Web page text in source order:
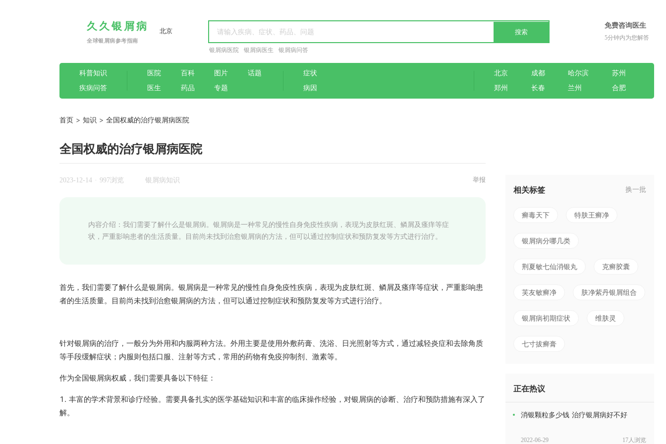
久久银屑病
全球银屑病参考指南
北京 搜索
银屑病医院 银屑病医生 银屑病问答
免费咨询医生
5分钟内为您解答
科普知识
疾病问答
医院
医生
百科
药品
图片
专题
话题
症状
病因
北京
郑州
成都
长春
哈尔滨
兰州
苏州
合肥
首页 > 知识 > 全国权威的治疗银屑病医院
全国权威的治疗银屑病医院
2023-12-14 · 997浏览 银屑病知识 举报
内容介绍： 我们需要了解什么是银屑病。银屑病是一种常见的慢性自身免疫性疾病，表现为皮肤红斑、鳞屑及瘙痒等症
状，严重影响患者的生活质量。目前尚未找到治愈银屑病的方法，但可以通过控制症状和预防复发等方式进行治疗。
首先，我们需要了解什么是银屑病。银屑病是一种常见的慢性自身免疫性疾病，表现为皮肤红斑、鳞屑及瘙痒等症状，严重影响患
者的生活质量。目前尚未找到治愈银屑病的方法，但可以通过控制症状和预防复发等方式进行治疗。
针对银屑病的治疗，一般分为外用和内服两种方法。外用主要是使用外敷药膏、洗浴、日光照射等方式，通过减轻炎症和去除角质
等手段缓解症状；内服则包括口服、注射等方式，常用的药物有免疫抑制剂、激素等。
作为全国银屑病权威，我们需要具备以下特征：
1. 丰富的学术背景和诊疗经验。需要具备扎实的医学基础知识和丰富的临床操作经验，对银屑病的诊断、治疗和预防措施有深入了
解。
相关标签 换一批
癣毒天下 特肤王癣净
银屑病分哪几类
荆夏敏七仙消银丸 克癣胶囊
芙友敏癣净 肤净紫丹银屑组合
银屑病初期症状 维肤灵
七寸拔癣膏
正在热议
消银颗粒多少钱 治疗银屑病好不好
2022-06-29 17人浏览